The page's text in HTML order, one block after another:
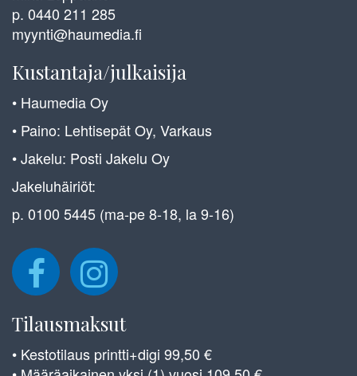
p. 0440 211 285
myynti@haumedia.fi
Kustantaja/julkaisija
• Haumedia Oy
• Paino: Lehtisepät Oy, Varkaus
• Jakelu: Posti Jakelu Oy
Jakeluhäiriöt:
p. 0100 5445 (ma-pe 8-18, la 9-16)
Tilausmaksut
• Kestotilaus printti+digi 99,50 €